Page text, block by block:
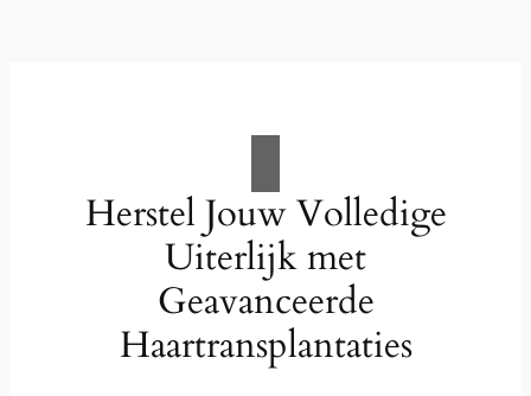
Herstel Jouw Volledige
Uiterlijk met
Geavanceerde
Haartransplantaties